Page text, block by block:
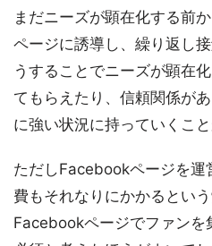
まだニーズが顕在化する前
ページに誘導し、繰り返し
うすることでニーズが顕在
てもらえたり、信頼関係が
に強い状況に持っていくこと
ただしFacebookページを運
費もそれなりにかかるとい
Facebookページでファンを